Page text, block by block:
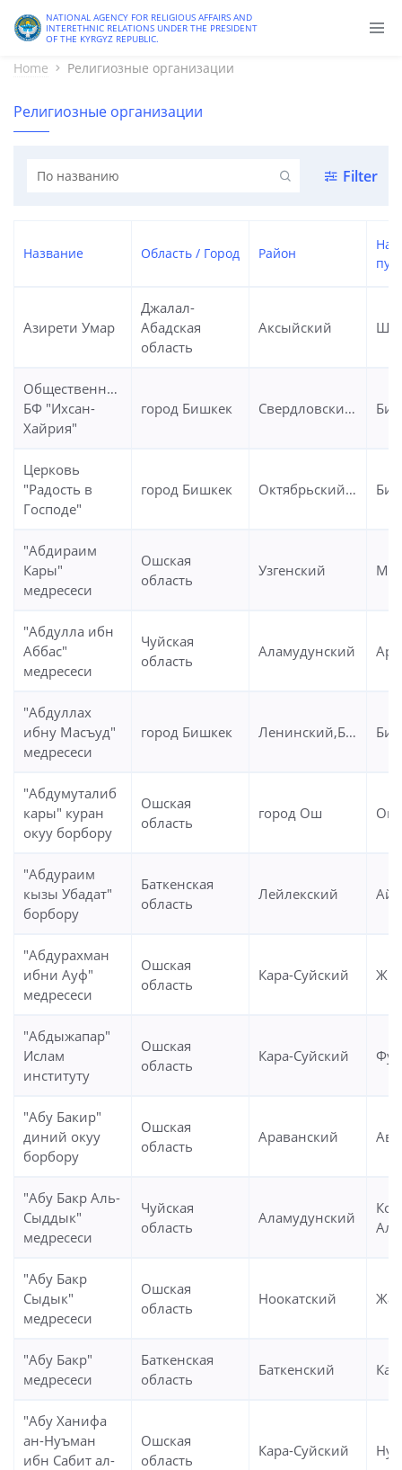
Old version
NATIONAL AGENCY FOR RELIGIOUS AFFAIRS AND
INTERETHNIC RELATIONS UNDER THE PRESIDENT
OF THE KYRGYZ REPUBLIC.
Home Религиозные организации
Религиозные организации
Filter
Название Область / Город Район
Азирети Умар
Джалал-
Абадская
область
Аксыйский
Общественный
БФ "Ихсан-
Хайрия"
город Бишкек Свердловский,Бишкек
Церковь
"Радость в
Господе"
город Бишкек Октябрьский,Бишкек
"Абдираим
Кары"
медресеси
Ошская
область
Узгенский
"Абдулла ибн
Аббас"
медресеси
Чуйская
область
Аламудунский
"Абдуллах
ибну Масъуд"
медресеси
город Бишкек Ленинский,Бишкек
"Абдумуталиб
кары" куран
окуу борбору
Ошская
область
город Ош Ош
"Абдураим
кызы Убадат"
борбору
Баткенская
область
Лейлекский
"Абдурахман
ибни Ауф"
медресеси
Ошская
область
Кара-Суйский
"Абдыжапар"
Ислам
институту
Ошская
область
Кара-Суйский
"Абу Бакир"
диний окуу
борбору
Ошская
область
Араванский
"Абу Бакр Аль-
Сыддык"
медресеси
Чуйская
область
Аламудунский
"Абу Бакр
Сыдык"
медресеси
Ошская
область
Ноокатский
"Абу Бакр"
медресеси
Баткенская
область
Баткенский
"Абу Ханифа
ан-Нуъман
ибн Сабит ал-
Ошская
область
Кара-Суйский